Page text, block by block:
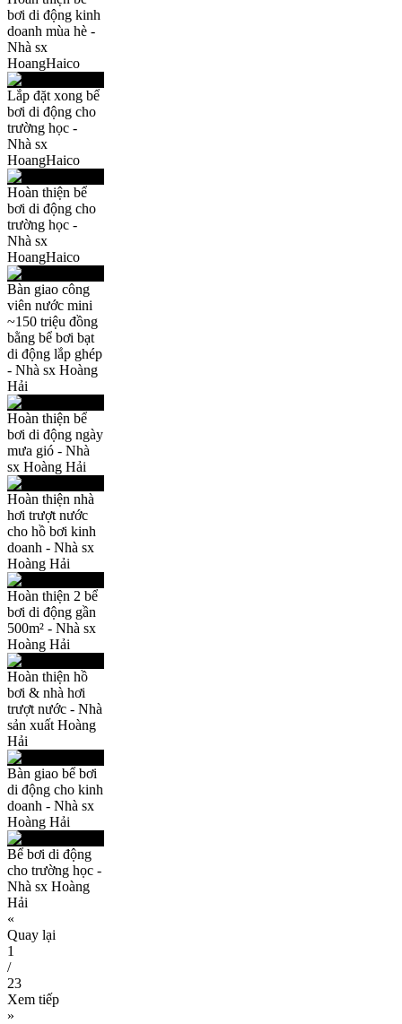
bơi di động kinh
doanh mùa hè -
Nhà sx
HoangHaico
Lắp đặt xong bể
bơi di động cho
trường học -
Nhà sx
HoangHaico
Hoàn thiện bể
bơi di động cho
trường học -
Nhà sx
HoangHaico
Bàn giao công
viên nước mini
~150 triệu đồng
bằng bể bơi bạt
di động lắp ghép
- Nhà sx Hoàng
Hải
Hoàn thiện bể
bơi di động ngày
mưa gió - Nhà
sx Hoàng Hải
Hoàn thiện nhà
hơi trượt nước
cho hồ bơi kinh
doanh - Nhà sx
Hoàng Hải
Hoàn thiện 2 bể
bơi di động gần
500m² - Nhà sx
Hoàng Hải
Hoàn thiện hồ
bơi & nhà hơi
trượt nước - Nhà
sản xuất Hoàng
Hải
Bàn giao bể bơi
di động cho kinh
doanh - Nhà sx
Hoàng Hải
Bể bơi di động
cho trường học -
Nhà sx Hoàng
Hải
«
Quay lại
1
/
23
Xem tiếp
»